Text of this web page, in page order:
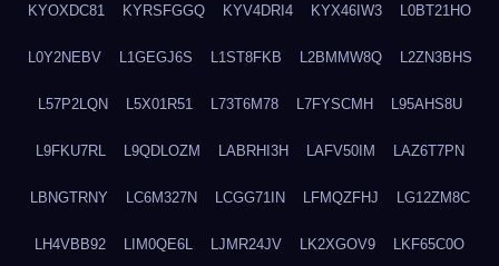
KYOXDC81 KYRSFGGQ KYV4DRI4 KYX46IW3 L0BT21HO
L0Y2NEBV L1GEGJ6S L1ST8FKB L2BMMW8Q L2ZN3BHS
L57P2LQN L5X01R51 L73T6M78 L7FYSCMH L95AHS8U
L9FKU7RL L9QDLOZM LABRHI3H LAFV50IM LAZ6T7PN
LBNGTRNY LC6M327N LCGG71IN LFMQZFHJ LG12ZM8C
LH4VBB92 LIM0QE6L LJMR24JV LK2XGOV9 LKF65C0O